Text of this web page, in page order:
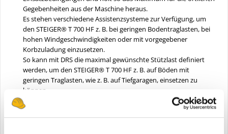
Gegebenheiten aus der Maschine heraus.
Es stehen verschiedene Assistenzsysteme zur Verfügung, um
den STEIGER® T 700 HF z. B. bei geringen Bodentraglasten, bei
hohen Windgeschwindigkeiten oder mit vorgegebener
Korbzuladung einzusetzen.
So kann mit DRS die maximal gewünschte Stützlast definiert
werden, um den STEIGER® T 700 HF z. B. auf Böden mit
geringen Traglasten, wie z. B. auf Tiefgaragen, einsetzen zu
können.
Weiterhin erlaubt DRS den Einsatz des STEIGER® T 700 HF bei
hohen Windgeschwindigkeiten und optimiert die Reichweiten
für den sicheren Einsatz.